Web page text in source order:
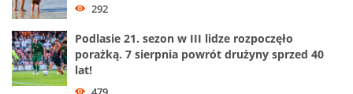
292
Podlasie 21. sezon w III lidze rozpoczęło
porażką. 7 sierpnia powrót drużyny sprzed 40
lat!